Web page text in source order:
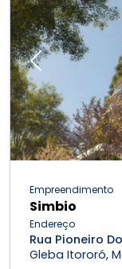
Previous
Empreendimento
Simbio
Endereço
Rua Pioneiro
Gleba Itororó,